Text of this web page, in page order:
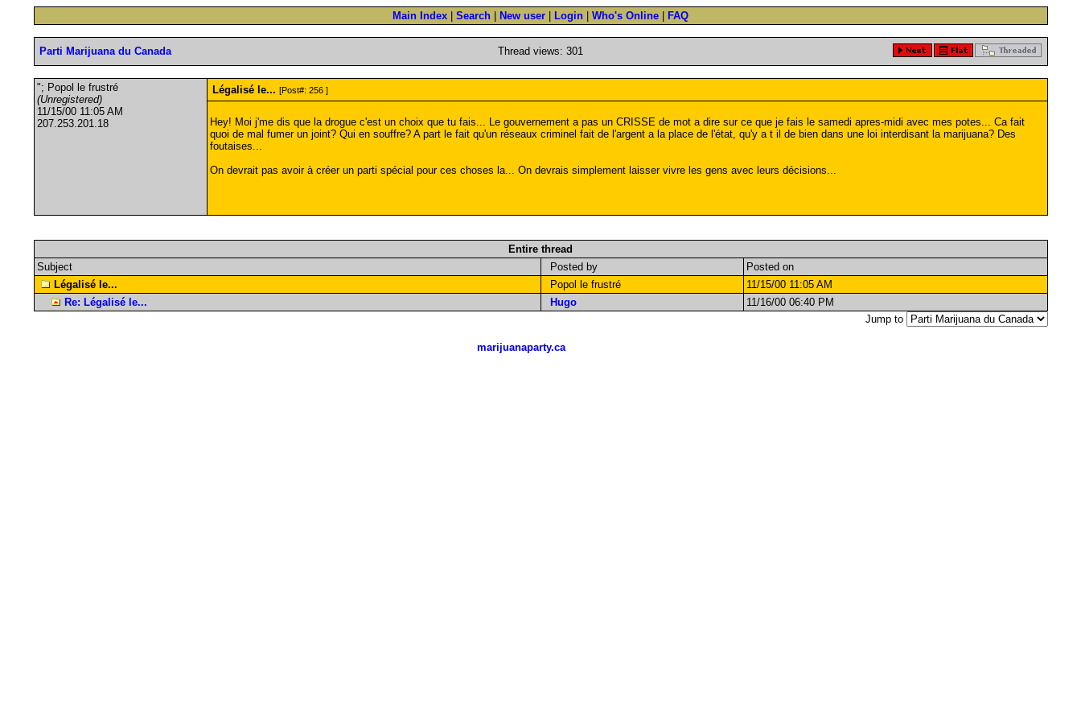
Main Index Search New user Login Who's Online FAQ
Parti Marijuana du Canada Thread views: 301
"; Popol le frustré
(Unregistered)
11/15/00 11:05 AM
207.253.201.18
Légalisé le... [Post#: 256 ]
Hey! Moi j'me dis que la drogue c'est un choix que tu fais... Le gouvernement a pas un CRISSE de mot a dire sur ce que je fais le samedi apres-midi avec mes potes... Ca fait
quoi de mal fumer un joint? Qui en souffre? A part le fait qu'un réseaux criminel fait de l'argent a la place de l'état, qu'y a t il de bien dans une loi interdisant la marijuana? Des
foutaises...
On devrait pas avoir à créer un parti spécial pour ces choses la... On devrais simplement laisser vivre les gens avec leurs décisions...
Entire thread
Subject
Posted by
Posted on
Légalisé le...
Popol le frustré
11/15/00 11:05 AM
Re: Légalisé le...
Hugo
11/16/00 06:40 PM
Jump to
marijuanaparty.ca